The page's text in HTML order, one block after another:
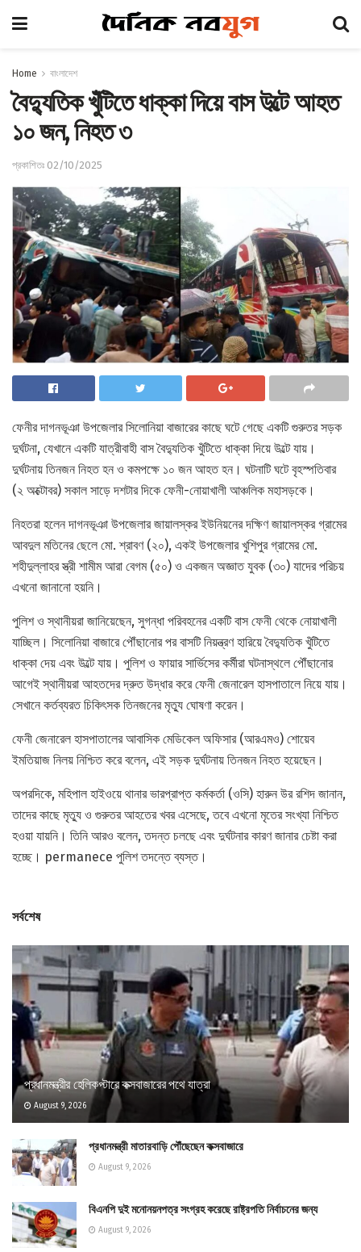
Home বাংলাদেশ
বৈদ্যুতিক খুঁটিতে ধাক্কা দিয়ে বাস উল্টে আহত
১০ জন, নিহত ৩
প্রকাশিতঃ 02/10/2025
ফেনীর দাগনভূঞা উপজেলার সিলোনিয়া বাজারের কাছে ঘটে গেছে একটি গুরুতর সড়ক
দুর্ঘটনা, যেখানে একটি যাত্রীবাহী বাস বৈদ্যুতিক খুঁটিতে ধাক্কা দিয়ে উল্টে যায়।
দুর্ঘটনায় তিনজন নিহত হন ও কমপক্ষে ১০ জন আহত হন। ঘটনাটি ঘটে বৃহস্পতিবার
(২ অক্টোবর) সকাল সাড়ে দশটার দিকে ফেনী-নোয়াখালী আঞ্চলিক মহাসড়কে।
নিহতরা হলেন দাগনভূঞা উপজেলার জায়ালস্কর ইউনিয়নের দক্ষিণ জায়ালস্কর গ্রামের
আবদুল মতিনের ছেলে মো. শ্রাবণ (২০), একই উপজেলার খুশিপুর গ্রামের মো.
শহীদুল্লাহর স্ত্রী শামীম আরা বেগম (৫০) ও একজন অজ্ঞাত যুবক (৩০) যাদের পরিচয়
এখনো জানানো হয়নি।
পুলিশ ও স্থানীয়রা জানিয়েছেন, সুগন্ধা পরিবহনের একটি বাস ফেনী থেকে নোয়াখালী
যাচ্ছিল। সিলোনিয়া বাজারে পৌঁছানোর পর বাসটি নিয়ন্ত্রণ হারিয়ে বৈদ্যুতিক খুঁটিতে
ধাক্কা দেয় এবং উল্টে যায়। পুলিশ ও ফায়ার সার্ভিসের কর্মীরা ঘটনাস্থলে পৌঁছানোর
আগেই স্থানীয়রা আহতদের দ্রুত উদ্ধার করে ফেনী জেনারেল হাসপাতালে নিয়ে যায়।
সেখানে কর্তব্যরত চিকিৎসক তিনজনের মৃত্যু ঘোষণা করেন।
ফেনী জেনারেল হাসপাতালের আবাসিক মেডিকেল অফিসার (আরএমও) শোয়েব
ইমতিয়াজ নিলয় নিশ্চিত করে বলেন, এই সড়ক দুর্ঘটনায় তিনজন নিহত হয়েছেন।
অপরদিকে, মহিপাল হাইওয়ে থানার ভারপ্রাপ্ত কর্মকর্তা (ওসি) হারুন উর রশিদ জানান,
তাদের কাছে মৃত্যু ও গুরুতর আহতের খবর এসেছে, তবে এখনো মৃতের সংখ্যা নিশ্চিত
হওয়া যায়নি। তিনি আরও বলেন, তদন্ত চলছে এবং দুর্ঘটনার কারণ জানার চেষ্টা করা
হচ্ছে। permanece পুলিশ তদন্তে ব্যস্ত।
সর্বশেষ
প্রধানমন্ত্রীর হেলিকপ্টারে কক্সবাজারের পথে যাত্রা
August 9, 2026
প্রধানমন্ত্রী মাতারবাড়ি পৌঁছেছেন কক্সবাজারে
August 9, 2026
বিএনপি দুই মনোনয়নপত্র সংগ্রহ করেছে রাষ্ট্রপতি নির্বাচনের জন্য
August 9, 2026